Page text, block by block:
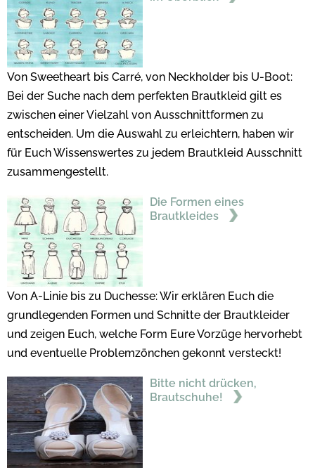
Von Sweetheart bis Carré, von Neckholder bis U-Boot:
Bei der Suche nach dem perfekten Brautkleid gilt es
zwischen einer Vielzahl von Ausschnittformen zu
entscheiden. Um die Auswahl zu erleichtern, haben wir
für Euch Wissenswertes zu jedem Brautkleid Ausschnitt
zusammengestellt.
Die Formen eines
Brautkleides
Von A-Linie bis zu Duchesse: Wir erklären Euch die
grundlegenden Formen und Schnitte der Brautkleider
und zeigen Euch, welche Form Eure Vorzüge hervorhebt
und eventuelle Problemzönchen gekonnt versteckt!
Bitte nicht drücken,
Brautschuhe!